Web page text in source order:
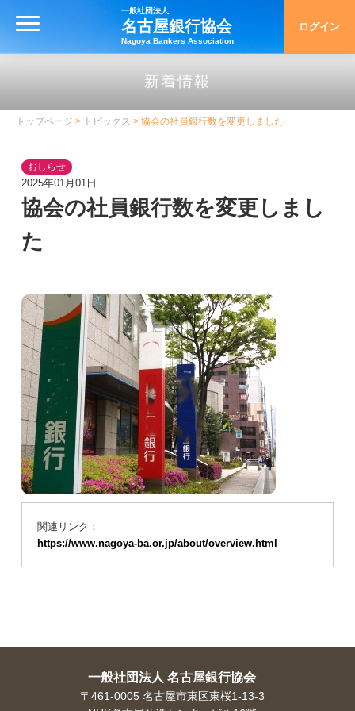
一般社団法人
名古屋銀行協会
Nagoya Bankers Association
ログイン
協会の概要
沿革・アーカイブ
名古屋手形交換所の歴史
銀行とりひき相談所
銀行とりひき相談所
よくあるご相談(FAQ)
金融用語の解説
お問い合わせのご注意事項
相談・苦情等の受付状況（2026年度）
過去の相談・苦情等の受付状況
銀行とりひき相談所のコピー
金融リテラシー
新着情報
トップページ > トピックス > 協会の社員銀行数を変更しました
おしらせ
2025年01月01日
協会の社員銀行数を変更しまし
た
関連リンク：
https://www.nagoya-ba.or.jp/about/overview.html
一般社団法人 名古屋銀行協会
〒461-0005 名古屋市東区東桜1-13-3